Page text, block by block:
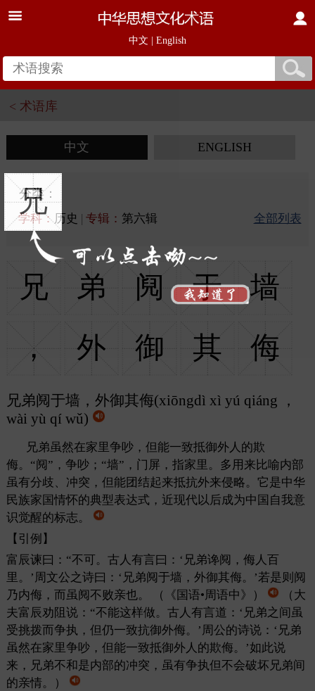
中文 English
兄
< 术语库
中文 ENGLISH
分类：
学科：历史 专辑： 第六辑 全部列表
兄 弟 阋 于
墙
，
外 御 其 侮
兄弟阋于墙，外御其侮(xiōngdì xì yú qiáng ，
wài yù qí wǔ)
兄弟虽然在家里争吵，但能一致抵御外人的欺
侮。“阋”，争吵；“墙”，门屏，指家里。多用来比喻内部
虽有分歧、冲突，但能团结起来抵抗外来侵略。它是中华
民族家国情怀的典型表达式，近现代以后成为中国自我意
识觉醒的标志。
【引例】
富辰谏曰：“不可。古人有言曰：‘兄弟谗阋，侮人百
里。’周文公之诗曰：‘兄弟阋于墙，外御其侮。’若是则阋
乃内侮，而虽阋不败亲也。
（《国语•周语中》）
（大
夫富辰劝阻说：“不能这样做。古人有言道：‘兄弟之间虽
受挑拨而争执，但仍一致抗御外侮。’周公的诗说：‘兄弟
虽然在家里争吵，但能一致抵御外人的欺侮。’如此说
来，兄弟不和是内部的冲突，虽有争执但不会破坏兄弟间
的亲情。）